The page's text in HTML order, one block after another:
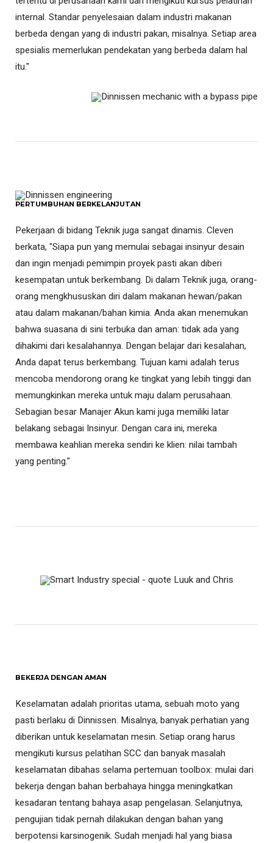
internal. Standar penyelesaian dalam industri makanan
berbeda dengan yang di industri pakan, misalnya. Setiap area
spesialis memerlukan pendekatan yang berbeda dalam hal
itu."
PERTUMBUHAN BERKELANJUTAN
Pekerjaan di bidang Teknik juga sangat dinamis. Cleven
berkata, "Siapa pun yang memulai sebagai insinyur desain
dan ingin menjadi pemimpin proyek pasti akan diberi
kesempatan untuk berkembang. Di dalam Teknik juga, orang-
orang mengkhususkan diri dalam makanan hewan/pakan
atau dalam makanan/bahan kimia. Anda akan menemukan
bahwa suasana di sini terbuka dan aman: tidak ada yang
dihakimi dari kesalahannya. Dengan belajar dari kesalahan,
Anda dapat terus berkembang. Tujuan kami adalah terus
mencoba mendorong orang ke tingkat yang lebih tinggi dan
memungkinkan mereka untuk maju dalam perusahaan.
Sebagian besar Manajer Akun kami juga memiliki latar
belakang sebagai Insinyur. Dengan cara ini, mereka
membawa keahlian mereka sendiri ke klien: nilai tambah
yang penting."
BEKERJA DENGAN AMAN
Keselamatan adalah prioritas utama, sebuah moto yang
pasti berlaku di Dinnissen. Misalnya, banyak perhatian yang
diberikan untuk keselamatan mesin. Setiap orang harus
mengikuti kursus pelatihan SCC dan banyak masalah
keselamatan dibahas selama pertemuan toolbox: mulai dari
bekerja dengan bahan berbahaya hingga meningkatkan
kesadaran tentang bahaya asap pengelasan. Selanjutnya,
pengujian tidak pernah dilakukan dengan bahan yang
berpotensi karsinogenik. Sudah menjadi hal yang biasa